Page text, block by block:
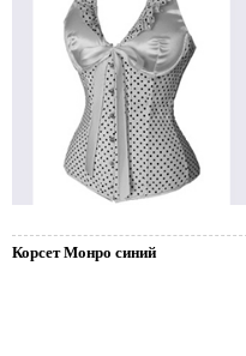
Корсет Монро синий